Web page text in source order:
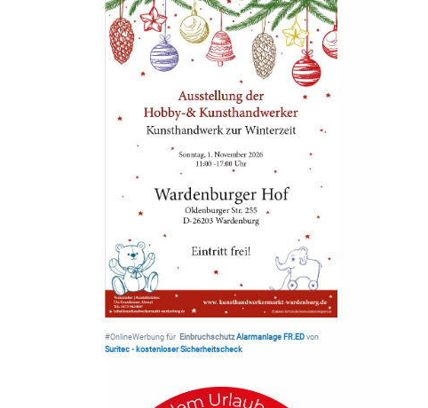
#OnlineWerbung für Einbruchschutz Alarmanlage FR.ED von
Suritec• kostenloser Sicherheitscheck